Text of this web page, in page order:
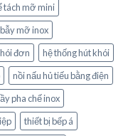
tách mỡ mini
mỡ inox
đơn
hệ thống hút khói
nồi nấu hủ tiếu bằng điện
pha chế inox
thiết bị bếp á